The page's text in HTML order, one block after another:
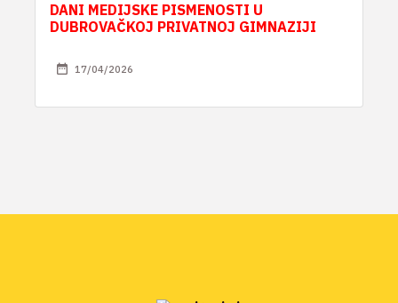
DANI MEDIJSKE PISMENOSTI U
DUBROVAČKOJ PRIVATNOJ GIMNAZIJI
17/04/2026